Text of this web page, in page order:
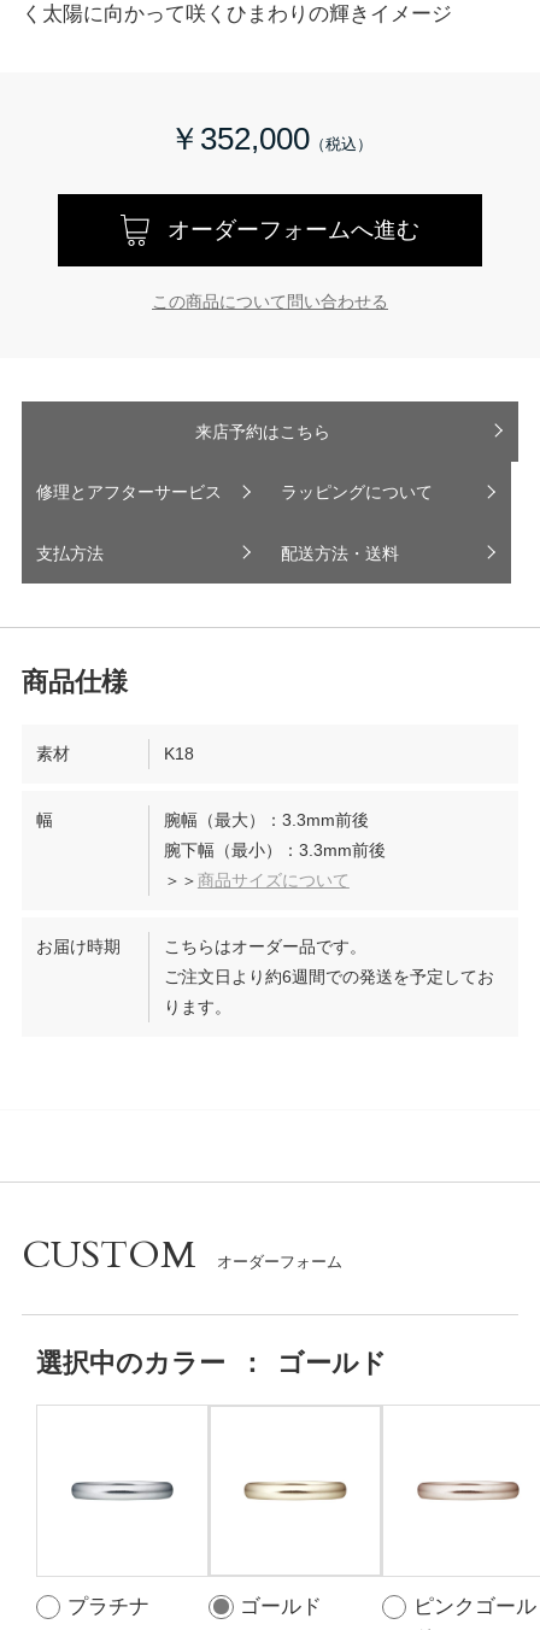
く太陽に向かって咲くひまわりの輝きイメージ
￥352,000
オーダーフォームへ進む
この商品について問い合わせる
来店予約はこちら
修理とアフターサービス ラッピングについて
支払方法 配送方法・送料
素材 K18
幅
腕幅（最大）：3.3mm前後
腕下幅（最小）：3.3mm前後
＞＞商品サイズについて
お届け時期
こちらはオーダー品です。
ご注文日より約6週間での発送を予定してお
ります。
CUSTOM
選択中のカラー ： ゴールド
プラチナ ゴールド
ピンクゴール